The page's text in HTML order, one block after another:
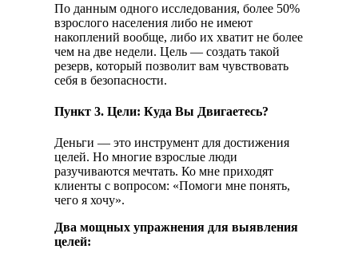
По данным одного исследования, более 50%
взрослого населения либо не имеют
накоплений вообще, либо их хватит не более
чем на две недели. Цель — создать такой
резерв, который позволит вам чувствовать
себя в безопасности.
Пункт 3. Цели: Куда Вы Двигаетесь?
Деньги — это инструмент для достижения
целей. Но многие взрослые люди
разучиваются мечтать. Ко мне приходят
клиенты с вопросом: «Помоги мне понять,
чего я хочу».
Два мощных упражнения для выявления
целей: